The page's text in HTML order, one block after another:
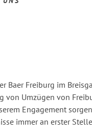
Baer Freiburg im
von Umzügen von
Engagement
immer an erster